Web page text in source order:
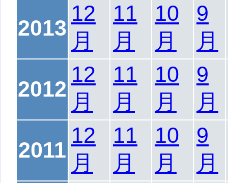
2013
12
月
11
月
10
月
9
月
2012
12
月
11
月
10
月
9
月
2011
12
月
11
月
10
月
9
月